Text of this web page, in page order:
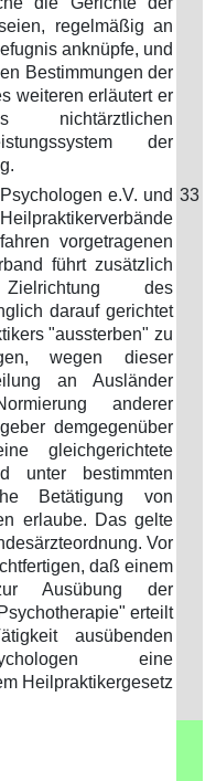
regelmäßig an
anknüpfe, und
Bestimmungen der
weiteren erläutert er
der
e.V. und
vorgetragenen
führt zusätzlich
des
darauf gerichtet
"aussterben" zu
wegen dieser
an Ausländer
anderer
demgegenüber
gleichgerichtete
unter bestimmten
Betätigung von
erlaube. Das gelte
Vor
daß einem
Ausübung der
erteilt
ausübenden
eine
Heilpraktikergesetz
33